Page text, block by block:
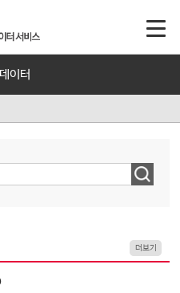
이터
더보기